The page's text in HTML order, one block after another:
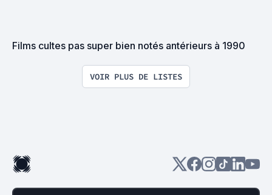
Films cultes pas super bien notés antérieurs à 1990
VOIR PLUS DE LISTES